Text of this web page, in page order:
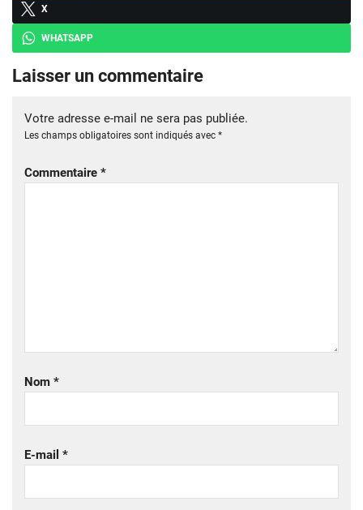
X
WHATSAPP
Laisser un commentaire
Votre adresse e-mail ne sera pas publiée.
Les champs obligatoires sont indiqués avec *
Commentaire *
Nom *
E-mail *